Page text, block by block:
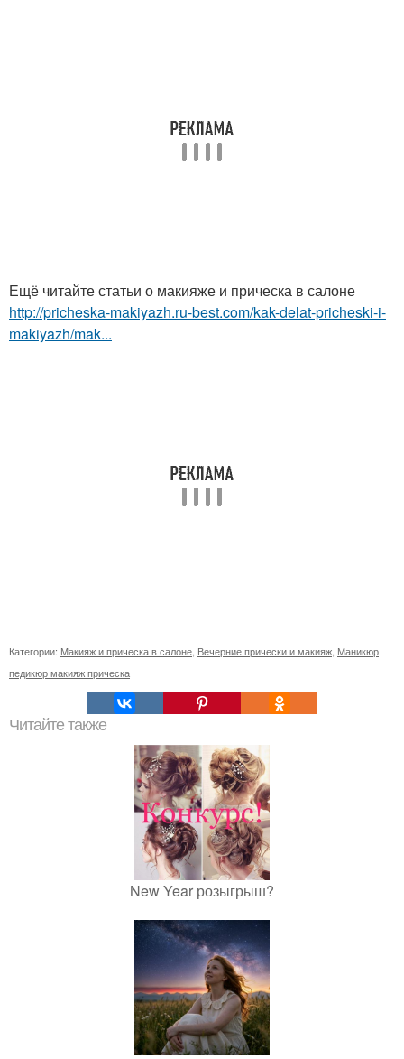
Ещё читайте статьи о макияже и прическа в салоне
http://pricheska-makiyazh.ru-best.com/kak-delat-pricheski-i-
makiyazh/mak...
Категории: Макияж и прическа в салоне Вечерние прически и макияж Маникюр
педикюр макияж прическа
Читайте также
New Year розыгрыш?